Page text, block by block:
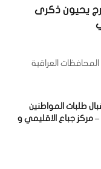
من الخارج يحيون ذكرى
العراقية
طلبات المواطنين
مركز جباع الاقليمي و